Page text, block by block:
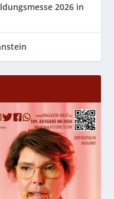
2026 in